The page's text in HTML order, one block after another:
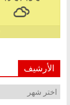
الأرشيف
الأرشيف